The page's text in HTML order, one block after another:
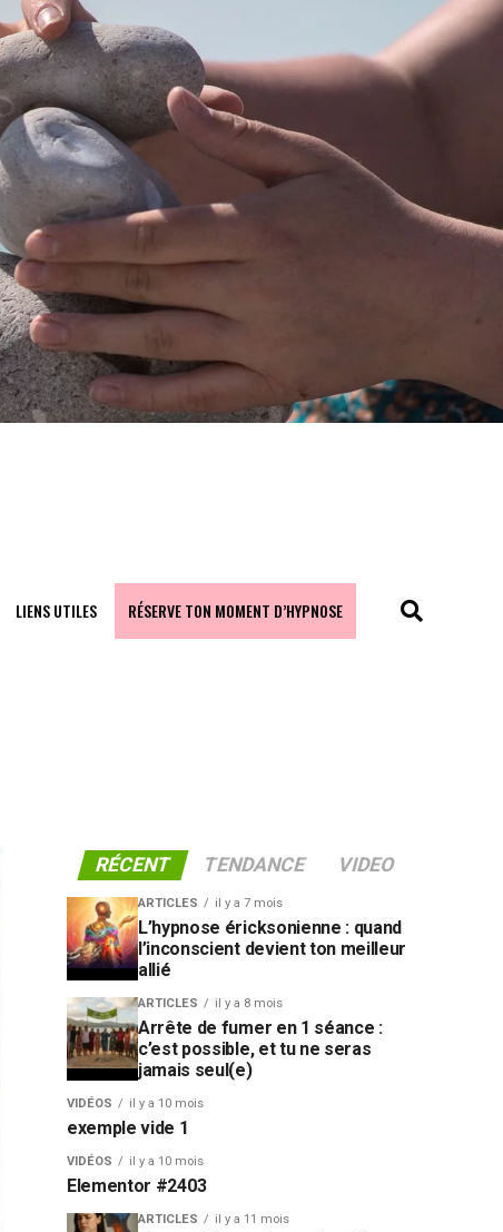
LIENS UTILES RÉSERVE TON MOMENT D’HYPNOSE
RÉCENT TENDANCE VIDEO
ARTICLES il y a 7 mois
L’hypnose éricksonienne : quand
l’inconscient devient ton meilleur
allié
ARTICLES il y a 8 mois
Arrête de fumer en 1 séance :
c’est possible, et tu ne seras
jamais seul(e)
VIDÉOS il y a 10 mois
exemple vide 1
VIDÉOS il y a 10 mois
Elementor #2403
ARTICLES il y a 11 mois